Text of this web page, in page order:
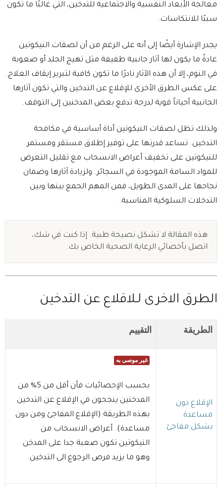
معالجة الأبعاد النفسية والاجتماعية للتدخين، التي غالبًا ما تكون
سببًا للانتكاسات.
يجدر الإشارة أيضًا إلى أنه على الرغم من أن لصقات النيكوتين
عادةً ما يكون لها آثار جانبية طفيفة مثل تهيج الجلد أو صعوبة
في النوم، إلا أن هذه الآثار نادرًا ما تكون كافية لتبرير إيقاف العلاج.
على عكس الطرق الأخرى للإقلاع عن التدخين والتي تكون آثارها
الجانبية أحياناً قوية لدرجة تدفع بعض المدخنين إلى التوقف.
ولذلك تظل لصقات النيكوتين أداة أساسية في مكافحة
التدخين. تساعد قدرتها على توفير إطلاق مستقر ومستمر
للنيكوتين على تخفيف أعراض الانسحاب مع تقليل التعرض
للمواد السامة الموجودة في السجائر. ولزيادة آثارها وضمان
نجاحها على المدى الطويل، فمن المهم الجمع بينها وبين
التدخلات السلوكية المناسبة.
هذه المقالة لا تشكل نصيحة طبية. إذا كنت في شك،
اتصل بأخصائي الرعاية الصحية الخاص بك.
الطرق الاخرى لـلاقلاع عن التدخين
الطريقة التقييم
الإقلاع دون
مساعدة
بشكل مفاجئ
غير موصى به
بحسب الإحصائيات فأن أقل من 5% من
المدخنين ينجحون في الإقلاع عن التدخين
بهذه الطريقة (الإقلاع المفاجئ ومن دون
مساعدة). أعراض الانسحاب من
النيكوتين تكون صعبة جدا على المدخن
وهو ما يزيد فرص الرجوع الى التدخين.